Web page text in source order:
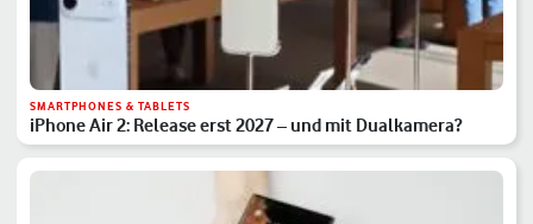
SMARTPHONES & TABLETS
iPhone Air 2: Release erst 2027 – und mit Dualkamera?